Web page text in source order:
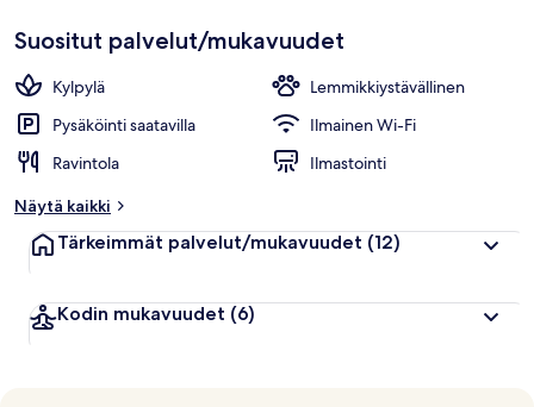
Suositut palvelut/mukavuudet
Kylpylä
Lemmikkiystävällinen
Pysäköinti saatavilla
Ilmainen Wi-Fi
Ravintola
Ilmastointi
Näytä kaikki
Tärkeimmät palvelut/mukavuudet (12)
Kodin mukavuudet (6)